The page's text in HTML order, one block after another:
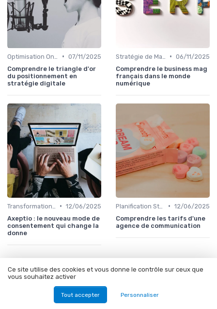
• 07/11/2025
Comprendre le triangle d'or
du positionnement en
stratégie digitale
• 06/11/2025
Comprendre le business mag
français dans le monde
numérique
• 12/06/2025
Axeptio : le nouveau mode de
consentement qui change la
donne
• 12/06/2025
Comprendre les tarifs d'une
agence de communication
Les articles par date
Ce site utilise des cookies et vous donne le contrôle sur ceux que
vous souhaitez activer
Tout accepter Personnaliser